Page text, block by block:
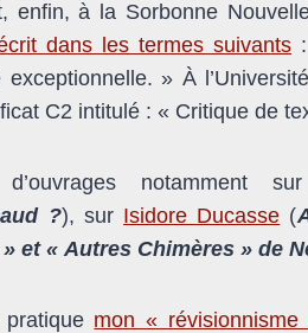
enfin, à la Sorbonne
dans les termes suivants
exceptionnelle. » À
C2 intitulé : « Critique de
d’ouvrages notamment
?), sur Isidore Ducasse (
et « Autres Chimères » de
mon «